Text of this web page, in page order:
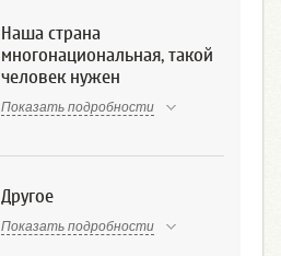
Наша страна
многонациональная, такой
человек нужен
Показать подробности
Другое
Показать подробности